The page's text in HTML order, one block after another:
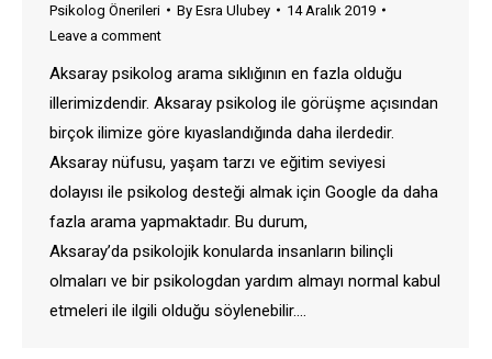
Psikolog Önerileri By Esra Ulubey
14 Aralık 2019
Leave a comment
Aksaray psikolog arama sıklığının en fazla olduğu
illerimizdendir. Aksaray psikolog ile görüşme açısından
birçok ilimize göre kıyaslandığında daha ilerdedir.
Aksaray nüfusu, yaşam tarzı ve eğitim seviyesi
dolayısı ile psikolog desteği almak için Google da daha
fazla arama yapmaktadır. Bu durum,
Aksaray’da psikolojik konularda insanların bilinçli
olmaları ve bir psikologdan yardım almayı normal kabul
etmeleri ile ilgili olduğu söylenebilir.…